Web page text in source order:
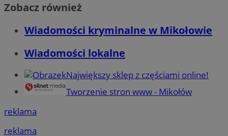
Zobacz również
Wiadomości kryminalne w Mikołowie
Wiadomości lokalne
Największy sklep z częściami online!
Tworzenie stron www - Mikołów
reklama
reklama